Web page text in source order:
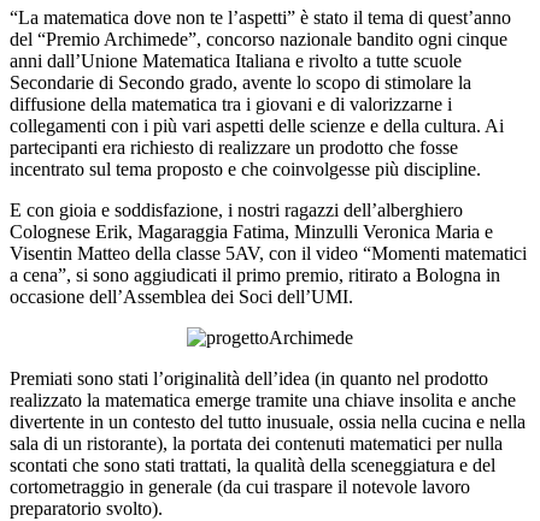
“La matematica dove non te l’aspetti” è stato il tema di quest’anno
del “Premio Archimede”, concorso nazionale bandito ogni cinque
anni dall’Unione Matematica Italiana e rivolto a tutte scuole
Secondarie di Secondo grado, avente lo scopo di stimolare la
diffusione della matematica tra i giovani e di valorizzarne i
collegamenti con i più vari aspetti delle scienze e della cultura. Ai
partecipanti era richiesto di realizzare un prodotto che fosse
incentrato sul tema proposto e che coinvolgesse più discipline.
E con gioia e soddisfazione, i nostri ragazzi dell’alberghiero
Colognese Erik, Magaraggia Fatima, Minzulli Veronica Maria e
Visentin Matteo della classe 5AV, con il video “Momenti matematici
a cena”, si sono aggiudicati il primo premio, ritirato a Bologna in
occasione dell’Assemblea dei Soci dell’UMI.
Premiati sono stati l’originalità dell’idea (in quanto nel prodotto
realizzato la matematica emerge tramite una chiave insolita e anche
divertente in un contesto del tutto inusuale, ossia nella cucina e nella
sala di un ristorante), la portata dei contenuti matematici per nulla
scontati che sono stati trattati, la qualità della sceneggiatura e del
cortometraggio in generale (da cui traspare il notevole lavoro
preparatorio svolto).